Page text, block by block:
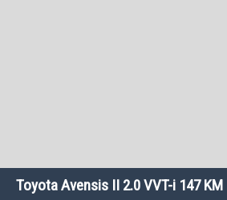
Toyota Avensis II 2.0 VVT-i 147 KM